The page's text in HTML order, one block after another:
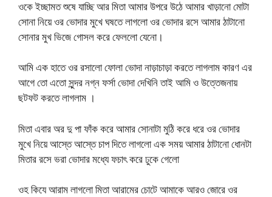
ওকে ইচ্ছামত শুষে যাচ্ছি আর মিতা আমার উপরে উঠে আমার খাড়ানো মোটা
সোনা নিয়ে ওর ভোদার মুখে ঘষতে লাগলো ওর ভোদার রসে আমার ঠাটানো
সোনার মুখ ভিজে গোসল করে ফেললো যেনো।
আমি এক হাতে ওর রসালো ফোলা ভোদা নাড়াচাড়া করতে লাগলাম কারণ এর
আগে তো এতো সুন্দর নগ্ন ফর্সা ভোদা দেখিনি তাই আমি ও উত্তেজনায়
ছটফট করতে লাগলাম ।
মিতা এবার অর দু পা ফাঁক করে আমার সোনাটা মুঠি করে ধরে ওর ভোদার
মুখে নিয়ে আস্তে আস্তে চাপ দিতে লাগলো এক সময় আমার ঠাটানো ধোনটা
মিতার রসে ভরা ভোদার মধ্যে ফচাৎ করে ঢুকে গেলো
ওহ কিযে আরাম লাগলো মিতা আরামের চোটে আমাকে আরও জোরে ওর